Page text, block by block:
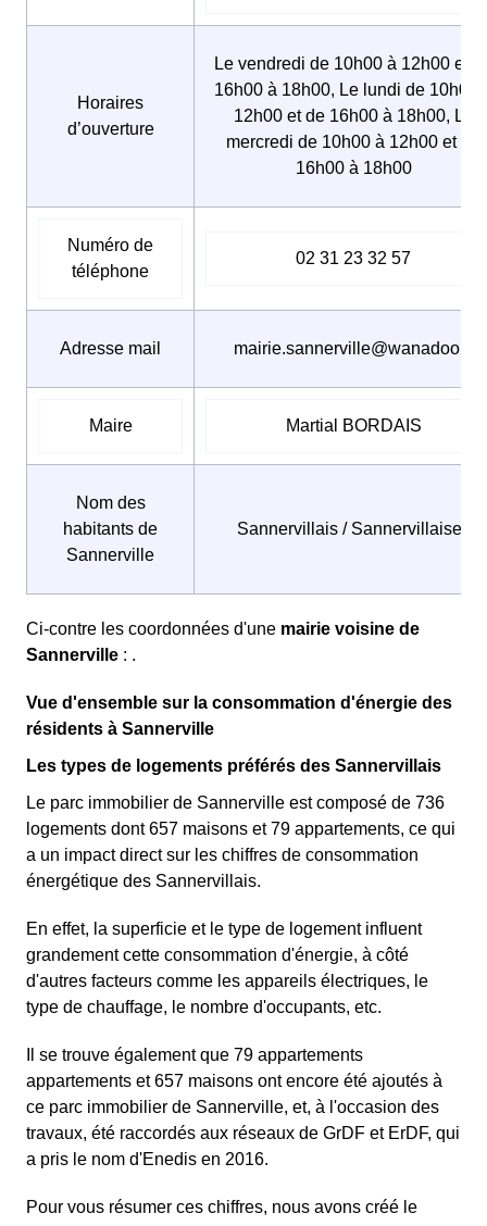
Horaires
d’ouverture
Le vendredi de 10h00 à 12h00 et
16h00 à 18h00, Le lundi de 10h00
12h00 et de 16h00 à 18h00, Le
mercredi de 10h00 à 12h00 et de
16h00 à 18h00
Numéro de
téléphone
02 31 23 32 57
Adresse mail mairie.sannerville@wanadoo.fr
Maire Martial BORDAIS
Nom des
habitants de
Sannerville
Sannervillais / Sannervillaises
Ci-contre les coordonnées d'une mairie voisine de
Sannerville : .
Vue d'ensemble sur la consommation d'énergie des
résidents à Sannerville
Les types de logements préférés des Sannervillais
Le parc immobilier de Sannerville est composé de 736
logements dont 657 maisons et 79 appartements, ce qui
a un impact direct sur les chiffres de consommation
énergétique des Sannervillais.
En effet, la superficie et le type de logement influent
grandement cette consommation d'énergie, à côté
d'autres facteurs comme les appareils électriques, le
type de chauffage, le nombre d'occupants, etc.
Il se trouve également que 79 appartements
appartements et 657 maisons ont encore été ajoutés à
ce parc immobilier de Sannerville, et, à l'occasion des
travaux, été raccordés aux réseaux de GrDF et ErDF, qui
a pris le nom d'Enedis en 2016.
Pour vous résumer ces chiffres, nous avons créé le